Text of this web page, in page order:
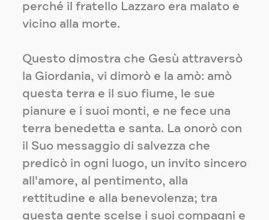
perché il fratello Lazzaro era malato e
vicino alla morte.
Questo dimostra che Gesù attraversò
la Giordania, vi dimorò e la amò: amò
questa terra e il suo fiume, le sue
pianure e i suoi monti, e ne fece una
terra benedetta e santa. La onorò con
il Suo messaggio di salvezza che
predicò in ogni luogo, un invito sincero
all'amore, al pentimento, alla
rettitudine e alla benevolenza; tra
questa gente scelse i suoi compagni e